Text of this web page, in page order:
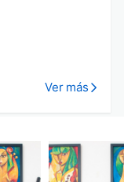
Ver más